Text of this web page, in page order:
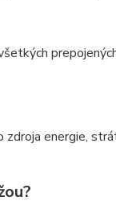
energie,